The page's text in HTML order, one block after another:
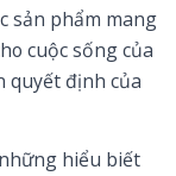
sản phẩm mang
cuộc sống của
quyết định của
hiểu biết